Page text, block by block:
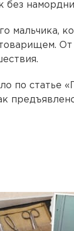
без
мальчика,
по статье